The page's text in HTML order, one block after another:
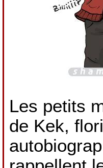
Les petits
de Kek,